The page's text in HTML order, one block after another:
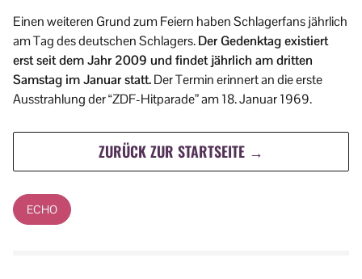
Einen weiteren Grund zum Feiern haben Schlagerfans jährlich
am Tag des deutschen Schlagers.Der Gedenktag existiert
erst seit dem Jahr 2009 und findet jährlich am dritten
Samstag im Januar statt.Der Termin erinnert an die erste
Ausstrahlung der “ZDF-Hitparade” am 18. Januar 1969.
ZURÜCK ZUR STARTSEITE →
ECHO